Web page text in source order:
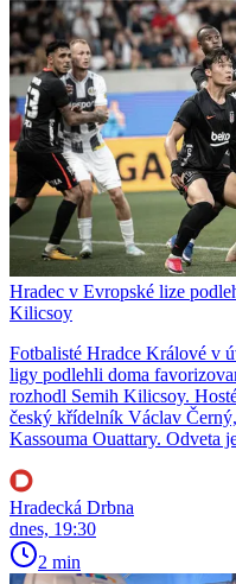
Hradec v Evropské lize
Kilicsoy
Fotbalisté Hradce Králové v
ligy podlehli doma
rozhodl Semih Kilicsoy.
český křídelník Václav
Kassouma Ouattary. Odveta
Hradecká Drbna
dnes, 19:30
2 min